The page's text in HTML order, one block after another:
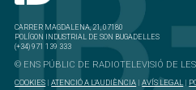
CARRER MAGDALENA, 21, 07180
POLÍGON INDUSTRIAL DE SON BUGADELLES
(+34) 971 139 333
© ENS PÚBLIC DE RADIOTELEVISIÓ DE
COOKIES |ATENCIÓ A L'AUDIÈNCIA |AVÍS LEGAL |